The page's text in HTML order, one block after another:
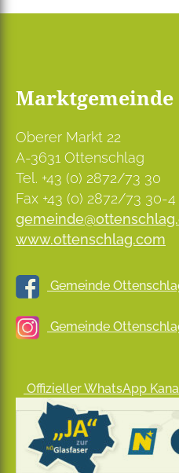
Marktgemeinde
Oberer Markt 22
A-3631 Ottenschlag
Tel. +43 (0) 2872/73 30
Fax +43 (0) 2872/73 30-4
www.ottenschlag.com
Gemeinde
Gemeinde
Offizieller WhatsApp